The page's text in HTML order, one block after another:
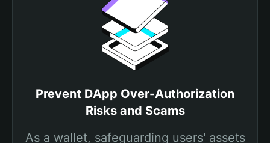
Prevent DApp Over-Authorization
Risks and Scams
As a wallet, safeguarding users' assets